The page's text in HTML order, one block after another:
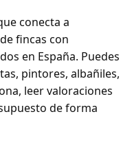
conecta a
fincas con
en España. Puedes
pintores, albañiles,
leer valoraciones
de forma